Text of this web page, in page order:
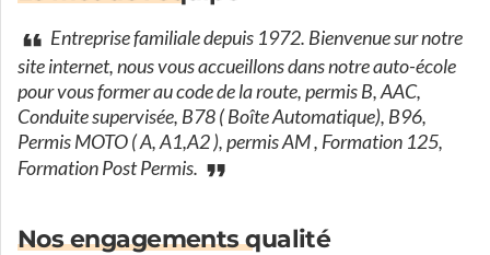
Entreprise familiale depuis 1972. Bienvenue sur notre
site internet, nous vous accueillons dans notre auto-école
pour vous former au code de la route, permis B, AAC,
Conduite supervisée, B78 ( Boîte Automatique), B96,
Permis MOTO ( A, A1,A2 ), permis AM , Formation 125,
Formation Post Permis.
Nos engagements qualité